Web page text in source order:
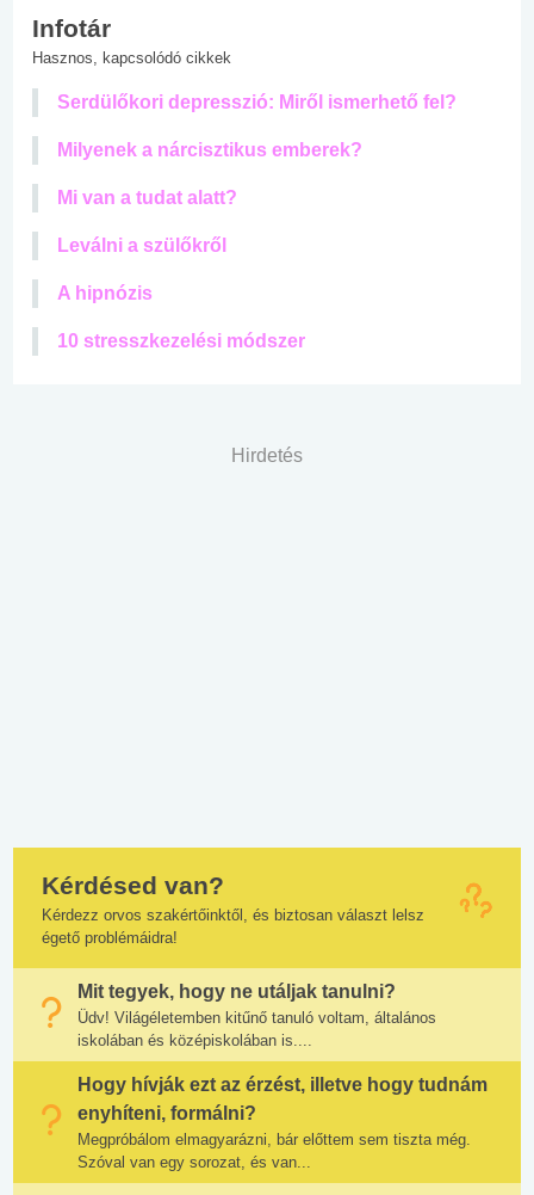
Infotár
Hasznos, kapcsolódó cikkek
Serdülőkori depresszió: Miről ismerhető fel?
Milyenek a nárcisztikus emberek?
Mi van a tudat alatt?
Leválni a szülőkről
A hipnózis
10 stresszkezelési módszer
Hirdetés
Kérdésed van?
Kérdezz orvos szakértőinktől, és biztosan választ lelsz
égető problémáidra!
Mit tegyek, hogy ne utáljak tanulni?
Üdv! Világéletemben kitűnő tanuló voltam, általános
iskolában és középiskolában is....
Hogy hívják ezt az érzést, illetve hogy tudnám
enyhíteni, formálni?
Megpróbálom elmagyarázni, bár előttem sem tiszta még.
Szóval van egy sorozat, és van...